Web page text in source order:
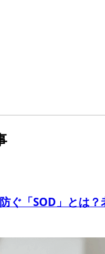
ぐ「SOD」とは？